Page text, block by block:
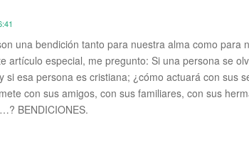
una bendición tanto para nuestra alma como para
artículo especial, me pregunto: Si una persona se
si esa persona es cristiana; ¿cómo actuará con sus
con sus amigos, con sus familiares, con sus
BENDICIONES.